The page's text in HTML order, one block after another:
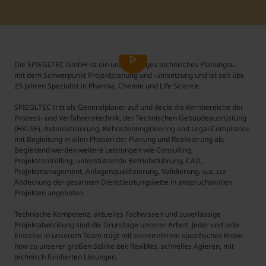
Student Support
Unterkünfte
Internationalization at Home
Kurse auf Englisch
Die SPIEGLTEC GmbH ist ein unabhängiges technisches Planungsbüro
mit dem Schwerpunkt Projektplanung und -umsetzung und ist seit über
25 Jahren Spezialist in Pharma, Chemie und Life Science.
SPIEGLTEC tritt als Generalplaner auf und deckt die Kernbereiche der
Prozess- und Verfahrenstechnik, der Technischen Gebäudeausrüstung
(HKLSE), Automatisierung, Behördenengineering und Legal Compliance
mit Begleitung in allen Phasen der Planung und Realisierung ab.
Begleitend werden weitere Leistungen wie Consulting,
Projektcontrolling, unterstützende Betriebsführung, CAD,
Projektmanagement, Anlagenqualifizierung, Validierung, u.a. zur
Abdeckung der gesamten Dienstleistungskette in anspruchsvollen
Projekten angeboten.
Technische Kompetenz, aktuelles Fachwissen und zuverlässige
Projektabwicklung sind die Grundlage unserer Arbeit. Jeder und jede
Einzelne in unserem Team trägt mit seinem/ihrem spezifisches Know-
how zu unserer großen Stärke bei: flexibles, schnelles Agieren, mit
technisch fundierten Lösungen.